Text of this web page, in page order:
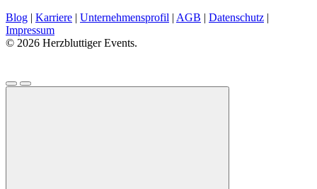
Blog | Karriere | Unternehmensprofil | AGB | Datenschutz |
Impressum
© 2026 Herzbluttiger Events.